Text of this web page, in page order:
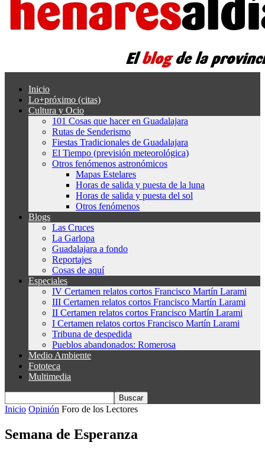
Inicio
Lo+próximo (citas)
Cultura y Ocio
101 Cosas que hacer en Guadalajara
Rutas de Senderismo
Fiestas Tradicionales de Guadalajara
El Tiempo (previsión meteorológica)
Otros fenómenos astronómicos
Mapas Estelares
Horas de salida y puesta de la luna
Horas de salida y puesta del sol
Otros fenómenos
Blogs
Las Cruces
La Garlopa
Guadalajara a fondo
Reportajes
Cosas de aquí
Especiales
IV Certamen relatos cortos Francisco Martín Larami
III Certamen relatos cortos Francisco Martín Larami
II Certamen relatos cortos Francisco Martín Larami
I Certamen relatos cortos Francisco Martín Larami
Tribuna de despedida
Pueblos abandonados: Romerosa
Medio Ambiente
Fototeca
Multimedia
Inicio Opinión Foro de los Lectores
Semana de Esperanza